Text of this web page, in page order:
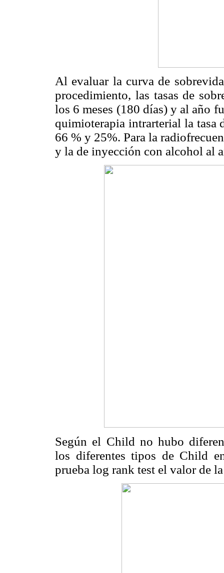
Al evaluar la curva de
procedimiento, las tasas de
los 6 meses (180 días) y al año
quimioterapia intrarterial la tasa
66 % y 25%. Para la
y la de inyección con alcohol al
Según el Child no hubo
los diferentes tipos de Child
prueba log rank test el valor de